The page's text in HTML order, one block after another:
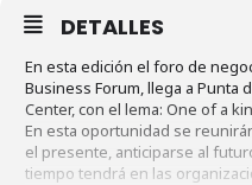
DETALLES
En esta edición el foro de
Business Forum, llega a Punta
Center, con el lema: One of a
En esta oportunidad se
el presente, anticiparse al
tiempo tendrá en las